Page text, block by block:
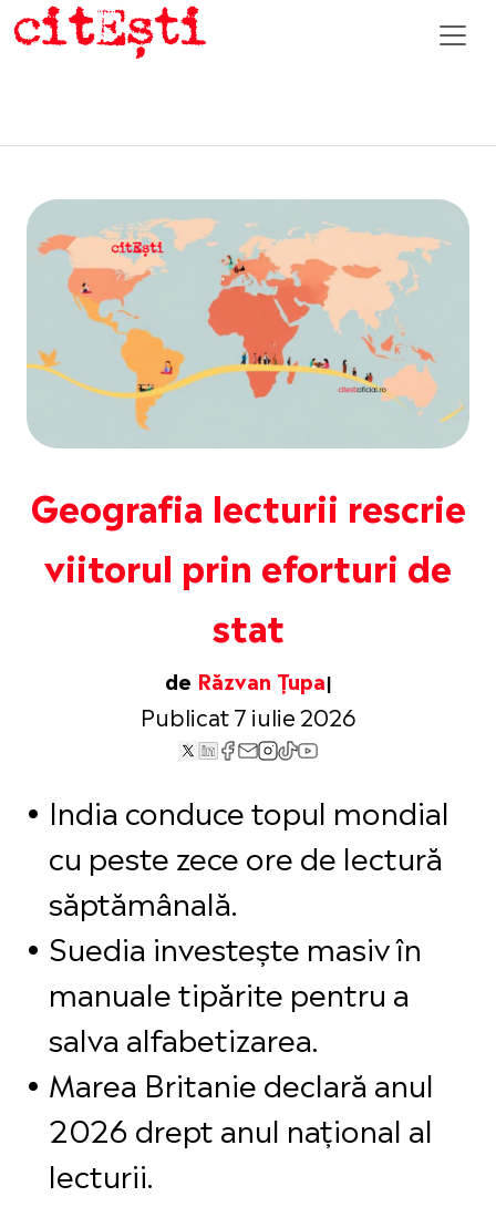
Geografia lecturii rescrie
viitorul prin eforturi de
stat
de Răzvan Țupa
Publicat 7 iulie 2026
India conduce topul mondial
cu peste zece ore de lectură
săptămânală.
Suedia investește masiv în
manuale tipărite pentru a
salva alfabetizarea.
Marea Britanie declară anul
2026 drept anul național al
lecturii.